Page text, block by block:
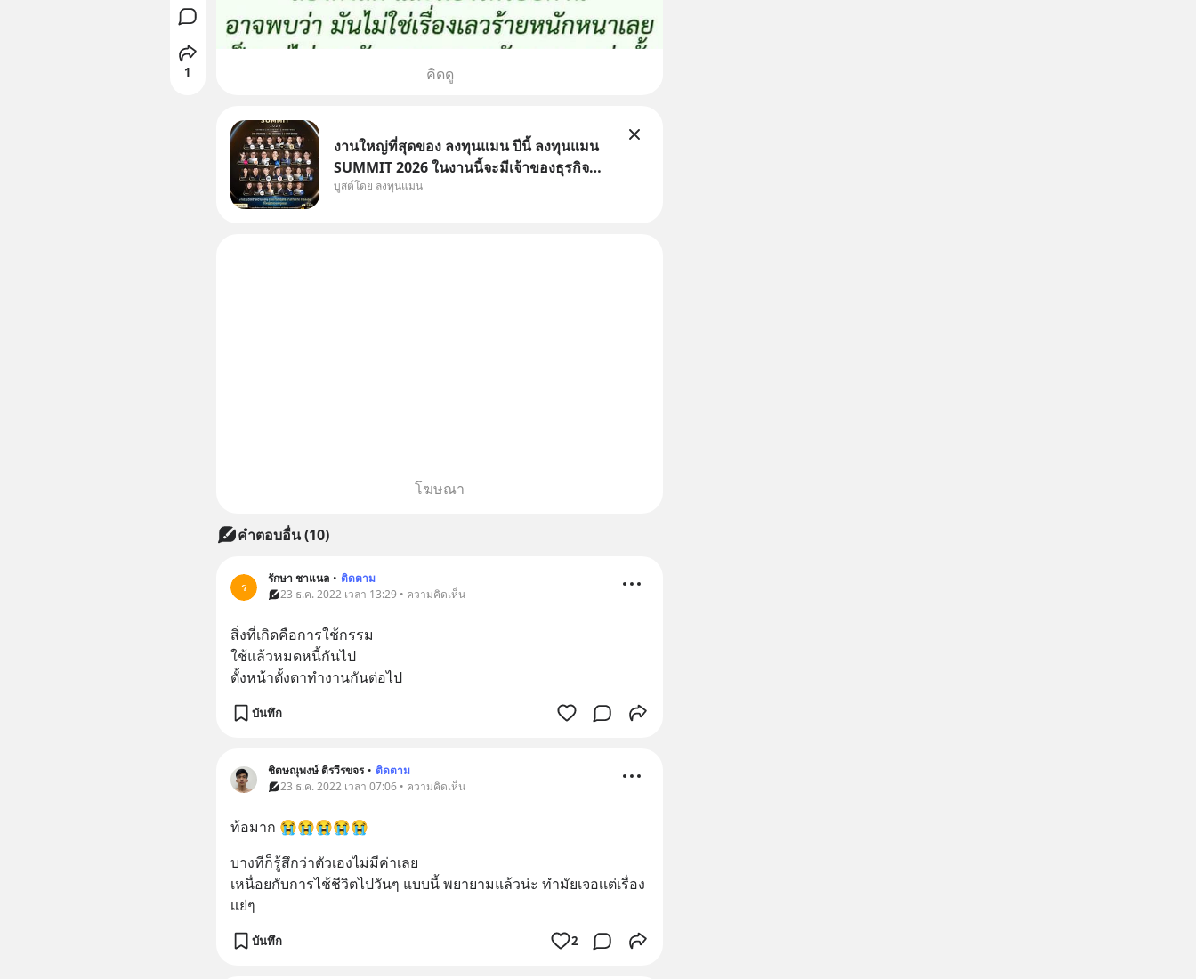
คิดดู
1
งานใหญ่ที่สุดของ ลงทุนแมน ปีนี้ ลงทุนแมน
SUMMIT 2026 ในงานนี้จะมีเจ้าของธุรกิจ
Dr.PONG, หมึกกรุบ, Srichand, Jones’
บูสต์โดย ลงทุนแมน
โฆษณา
คำตอบอื่น(10)
ร
รักษา ชาแนล • ติดตาม
23 ธ.ค. 2022 เวลา 13:29 • ความคิดเห็น
สิ่งที่เกิดคือการใช้กรรม
ใช้แล้วหมดหนี้กันไป
ตั้งหน้าตั้งตาทำงานกันต่อไป
บันทึก
ชิตษณุพงษ์ ติรวีรขจร • ติดตาม
23 ธ.ค. 2022 เวลา 07:06 • ความคิดเห็น
ท้อมาก 😭😭😭😭😭
บางทีก็รู้สึกว่าตัวเองไม่มีค่าเลย
เหนื่อยกับการไช้ชีวิตไปวันๆ แบบนี้ พยายามแล้วน่ะ ทำมัยเจอเเต่เรื่อง
เเย่ๆ
บันทึก 2